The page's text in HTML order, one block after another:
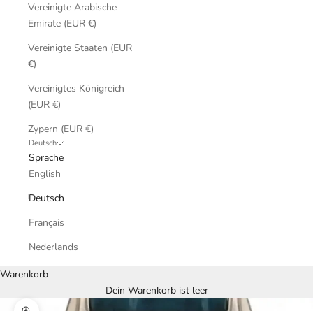
Vereinigte Arabische
Emirate (EUR €)
Vereinigte Staaten (EUR
€)
Vereinigtes Königreich
(EUR €)
Zypern (EUR €)
Deutsch
Sprache
English
Deutsch
Français
Nederlands
Warenkorb
Dein Warenkorb ist leer